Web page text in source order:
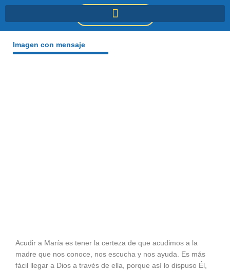
DONACIONES
Imagen con mensaje
Acudir a María es tener la certeza de que acudimos a la
madre que nos conoce, nos escucha y nos ayuda. Es más
fácil llegar a Dios a través de ella, porque así lo dispuso Él,